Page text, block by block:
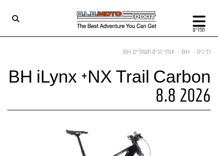
תפריט
דף בית BH אופני הרים חשמליים BH
BH iLynx +NX Trail Carbon
8.8 2026